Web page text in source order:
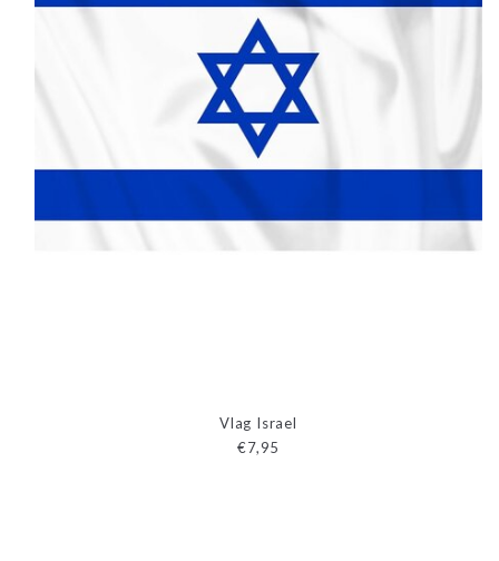
Vlag Israel
€7,95